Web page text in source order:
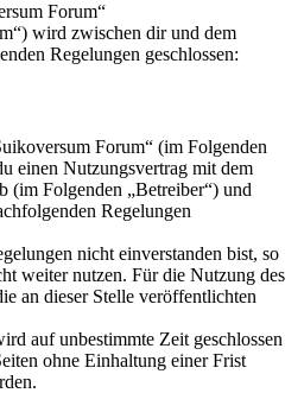
Forum“
wird zwischen dir und dem
Regelungen geschlossen:
Forum“ (im Folgenden
einen Nutzungsvertrag mit dem
(im Folgenden „Betreiber“) und
Regelungen
nicht einverstanden bist, so
weiter nutzen. Für die Nutzung des
an dieser Stelle veröffentlichten
auf unbestimmte Zeit geschlossen
ohne Einhaltung einer Frist